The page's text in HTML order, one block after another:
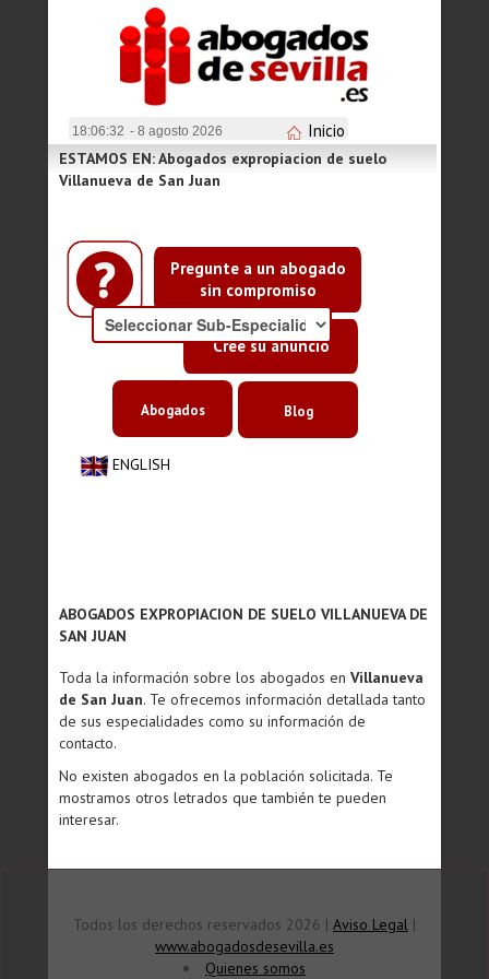
18:06:32 - 8 agosto 2026 Inicio
Pregunte a un abogado
sin compromiso
Cree su anuncio
ESTAMOS EN: Abogados expropiacion de suelo
Villanueva de San Juan
ENGLISH
Abogados Blog
ABOGADOS EXPROPIACION DE SUELO VILLANUEVA DE
SAN JUAN
Toda la información sobre los abogados en Villanueva
de San Juan. Te ofrecemos información detallada tanto
de sus especialidades como su información de
contacto.
No existen abogados en la población solicitada. Te
mostramos otros letrados que también te pueden
interesar.
Todos los derechos reservados 2026 | Aviso Legal |
www.abogadosdesevilla.es
Quienes somos